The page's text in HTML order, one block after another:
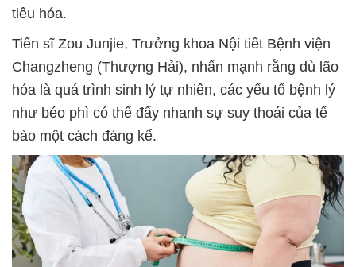
tiêu hóa.
Tiến sĩ Zou Junjie, Trưởng khoa Nội tiết Bệnh viện
Changzheng (Thượng Hải), nhấn mạnh rằng dù lão
hóa là quá trình sinh lý tự nhiên, các yếu tố bệnh lý
như béo phì có thể đẩy nhanh sự suy thoái của tế
bào một cách đáng kể.